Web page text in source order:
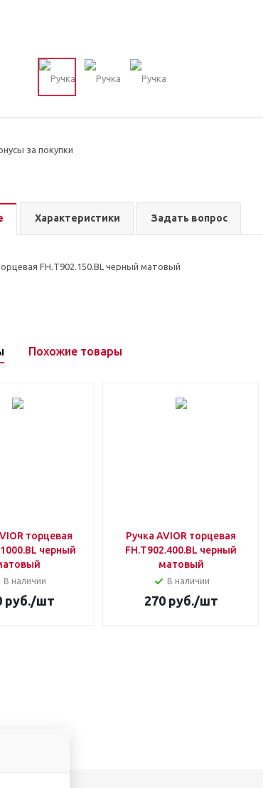
за покупки
Характеристики Задать вопрос
FH.Т902.150.BL черный матовый
Похожие товары
торцевая
черный
В наличии
руб./шт
Ручка AVIOR торцевая
FH.Т902.400.BL черный
матовый
В наличии
270руб./шт